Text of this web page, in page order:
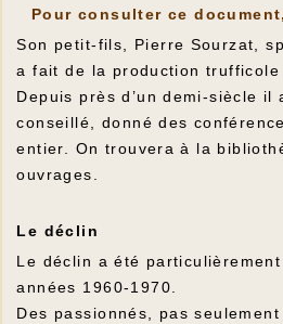
Pour consulter ce
Son petit-fils, Pierre Sourzat,
a fait de la production trufficole
Depuis près d’un demi-siècle il
conseillé, donné des
entier. On trouvera à la
ouvrages.
Le déclin
Le déclin a été
années 1960-1970.
Des passionnés, pas